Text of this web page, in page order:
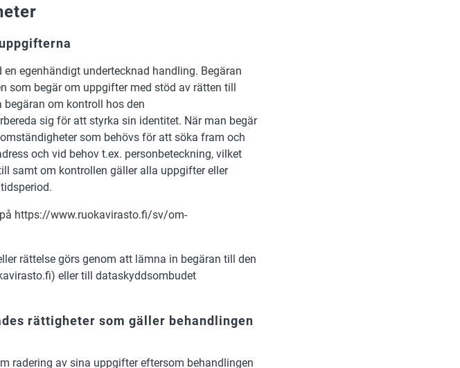
egenhändigt undertecknad handling. Begäran
som begär om uppgifter med stöd av rätten till
om kontroll hos den
sig för att styrka sin identitet. När man begär
som behövs för att söka fram och
och vid behov t.ex. personbeteckning, vilket
samt om kontrollen gäller alla uppgifter eller
https://www.ruokavirasto.fi/sv/om-
rättelse görs genom att lämna in begäran till den
eller till dataskyddsombudet
rättigheter som gäller behandlingen
radering av sina uppgifter eftersom behandlingen